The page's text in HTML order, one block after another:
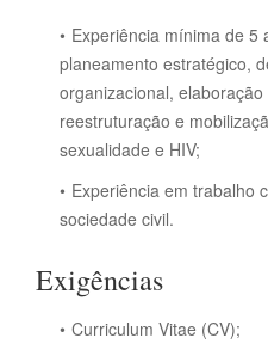
Experiência mínima de 5
planeamento estratégico,
organizacional,
reestruturação e
sexualidade e HIV;
Experiência em trabalho
sociedade civil.
Exigências
Curriculum Vitae (CV);